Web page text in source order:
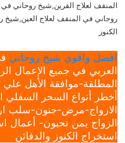
المنقف لعلاج القرين,شيخ روحاني في
روحاني في المنقف لعلاج العين,شيخ
الكنوز
افضل واقوي شيخ روحاني
العربي في جميع الإعمال
المطلقة-موافقة الأهل
أخطر أنواع السحر السفلي
الازواج-مرض-جنون-سلب
الزواج بمن تحبون- أعمال
استخراج الكنوز والدفائن